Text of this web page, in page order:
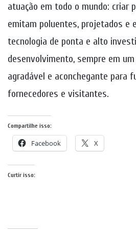
atuação em todo o mundo: criar
emitam poluentes, projetados e
tecnologia de ponta e alto
desenvolvimento, sempre em
agradável e aconchegante para
fornecedores e visitantes.
Compartilhe isso:
Facebook X
Curtir isso: